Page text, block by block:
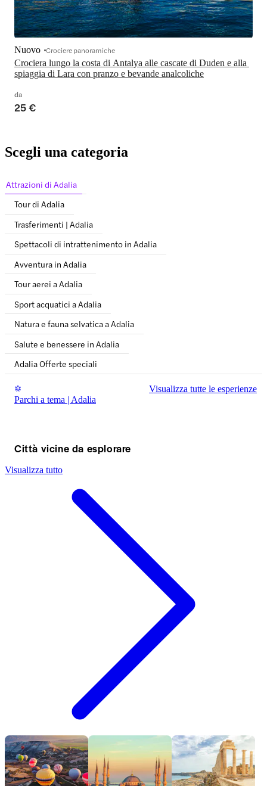
Crociera lungo la costa di Antalya alle cascate di Duden e alla
spiaggia di Lara con pranzo e bevande analcoliche
Nuovo Crociere panoramiche
da
25 €
Scegli una categoria
Attrazioni di Adalia
Tour di Adalia
Trasferimenti | Adalia
Spettacoli di intrattenimento in Adalia
Avventura in Adalia
Tour aerei a Adalia
Sport acquatici a Adalia
Natura e fauna selvatica a Adalia
Salute e benessere in Adalia
Adalia Offerte speciali
Parchi a tema | Adalia
Visualizza tutte le esperienze
Città vicine da esplorare
Visualizza tutto